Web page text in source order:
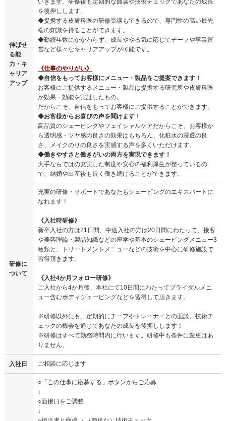
伸ばせ
る能
力・キ
ャリア
アップ
いきます。研修後も定期的な面談や技術チェックであなたの成長
を後押しします。
◆提携する皮膚科医の研修受講もできるので、専門性の高い最先
端の知識を得ることができます。
◆勤続年数にかかわらず、成長ややる気に応じてチーフや事業運
営など様々なキャリアアップが可能です。
《仕事のやりがい》
◆自信をもってお客様にメニュー・製品をご提案できます！
お客様にご提供するメニュー・製品は提携する研究所や皮膚科医
が効果・効能を実証したもの。
だからこそ、自信をもってお客様にご提供することができます。
◆お客様からお喜びの声を聞けます！
高品質のシェービングやフェイシャルケアだからこそ、お客様か
ら透明感・ツヤ感の良さの効果はもちろん、化粧水の浸透の良
さ、メイクのりの良さを実感する声を多くいただけます。
◆働きやすさと働きがいの両方を実現できます！
大手ならではの充実した制度や安心の福利厚生が整っているの
で、結婚や出産後も長く働き続けることができます。
研修に
ついて
充実の研修・サポートであなたもシェービングのエキスパートに
なれます！
《入社時研修》
新卒入社の方は21日間、中途入社の方は20日間にわたって、接客
や美容理論・製品知識などの座学や基本のシェービングメニュー3
種類と、トリートメントメニューなどの技術を中心に研修施設で
習得頂きます。
《入社4か月フォロー研修》
ご入社から4か月後、本社にて10日間にわたってブライダルメニ
ュー含むボディシェービングなどを習得して頂きます。
※研修以外にも、定期的にチーフやトレーナーとの面談、技術チ
ェックの機会を通じてあなたの成長を後押しします！
※研修はすべて勤務時間内に行います。研修中も条件に変更はあ
りません。
入社日 ご相談に応じます
○「この仕事に応募する」ボタンからご応募
↓
○面接日をご調整
↓